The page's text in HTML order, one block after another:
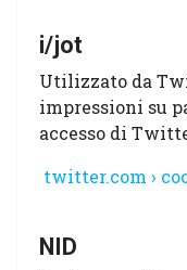
i/jot
Utilizzato da
impressioni su
accesso di
twitter.com ›
NID